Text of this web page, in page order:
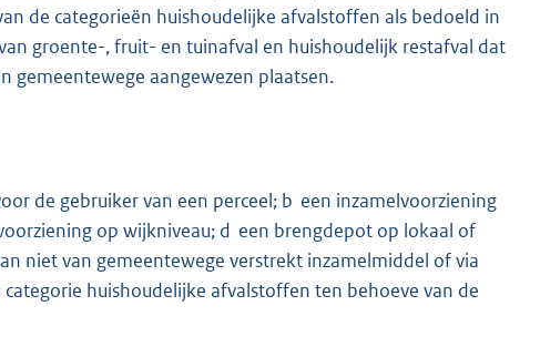
de categorieën huishoudelijke afvalstoffen als bedoeld in
groente-, fruit- en tuinafval en huishoudelijk restafval dat
gemeentewege aangewezen plaatsen.
de gebruiker van een perceel; b een inzamelvoorziening
op wijkniveau; d een brengdepot op lokaal of
niet van gemeentewege verstrekt inzamelmiddel of via
huishoudelijke afvalstoffen ten behoeve van de